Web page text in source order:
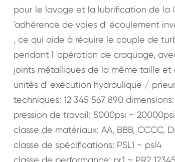
pour le lavage et la lubrification de la
'adhérence de voies d' écoulement
, ce qui aide à réduire le couple de
pendant l 'opération de craquage,
joints métalliques de la même taille et
unités d' exécution hydraulique /
techniques: 12 345 567 890
pression de travail: 5000psi ~
classe de matériaux: AA, BBB, CCCC,
classe de spécifications: PSL1 ~ psl4
classe de performance: pr1 ~ PR2